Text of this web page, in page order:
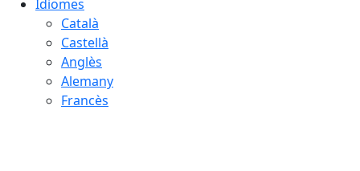
Idiomes
Català
Castellà
Anglès
Alemany
Francès